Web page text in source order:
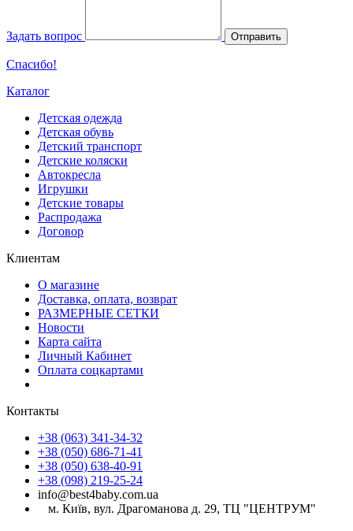
Задать вопрос Отправить
Спасибо!
Каталог
Детская одежда
Детская обувь
Детский транспорт
Детские коляски
Автокресла
Игрушки
Детские товары
Распродажа
Договор
Клиентам
О магазине
Доставка, оплата, возврат
РАЗМЕРНЫЕ СЕТКИ
Новости
Карта сайта
Личный Кабинет
Оплата соцкартами
Контакты
+38 (063) 341-34-32
+38 (050) 686-71-41
+38 (050) 638-40-91
+38 (098) 219-25-24
info@best4baby.com.ua
м. Київ, вул. Драгоманова д. 29, ТЦ "ЦЕНТРУМ"